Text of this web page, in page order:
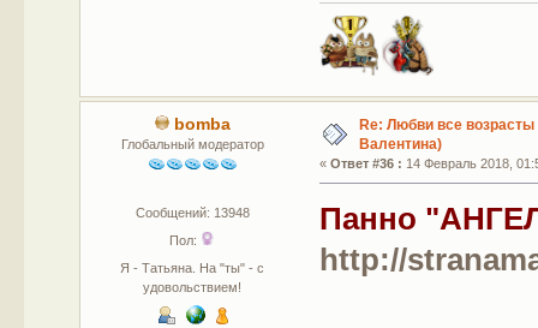
bomba
Глобальный модератор
Сообщений: 13948
Пол:
Я - Татьяна. На "ты" - с
удовольствием!
Re: Любви все
Валентина)
«Ответ #36 : 14 Февраль 2018,
Панно
http://